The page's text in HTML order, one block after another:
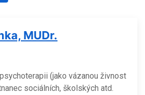
MUDr.
(jako vázanou živnost
sociálních, školských atd.